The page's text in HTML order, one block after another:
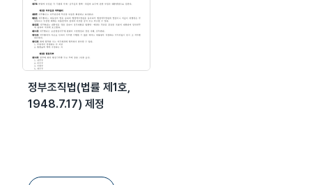
정부조직법(법률 제1호,
1948.7.17) 제정